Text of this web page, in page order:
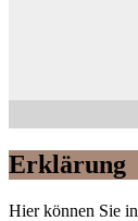
Erklärung
Hier können Sie